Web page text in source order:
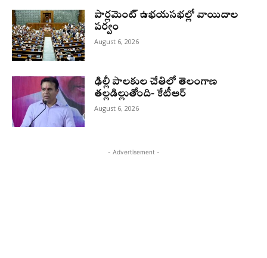
పార్లమెంట్ ఉభయసభల్లో వాయిదాల
పర్వం
August 6, 2026
ఢిల్లీ పాలకుల చేతిలో తెలంగాణ
తల్లడిల్లుతోంది- కేటీఆర్
August 6, 2026
- Advertisement -